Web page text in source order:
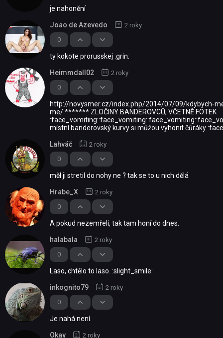
je nahonění
0
Joao de Azevedo 2 roky
ty kokote prorusskej :grin:
0
Heimmdall02 2 roky
http://novysmer.cz/index.php/2014/07/09/kdybych-
me/ ******* ZLOČINY BANDEROVCŮ, VČETNĚ FOTEK
místní banderovský kurvy si můžou vyhonit čůráky
0
Lahváč 2 roky
měl ji stretil do nohy ne ? tak se to u nich dělá
0
Hrabe_X 2 roky
A pokud nezemřeli, tak tam honí do dnes.
0
halabala 2 roky
Laso, chtělo to laso. :slight_smile:
0
inkognito79 2 roky
Je nahá není.
Okay 2 roky